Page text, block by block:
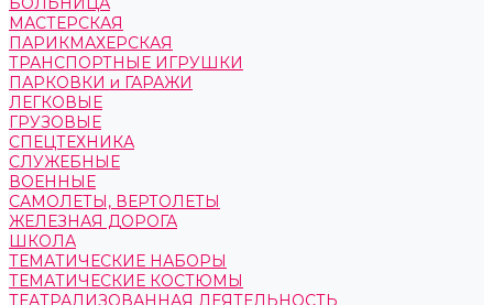
МАСТЕРСКАЯ
ПАРИКМАХЕРСКАЯ
ТРАНСПОРТНЫЕ ИГРУШКИ
ПАРКОВКИ и ГАРАЖИ
ЛЕГКОВЫЕ
ГРУЗОВЫЕ
СПЕЦТЕХНИКА
СЛУЖЕБНЫЕ
ВОЕННЫЕ
САМОЛЕТЫ, ВЕРТОЛЕТЫ
ЖЕЛЕЗНАЯ ДОРОГА
ШКОЛА
ТЕМАТИЧЕСКИЕ НАБОРЫ
ТЕМАТИЧЕСКИЕ КОСТЮМЫ
ТЕАТРАЛИЗОВАННАЯ ДЕЯТЕЛЬНОСТЬ